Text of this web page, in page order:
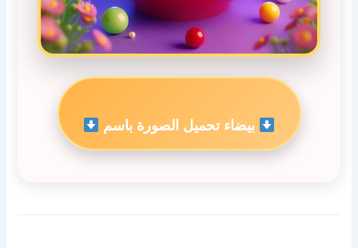
بيضاء تحميل الصورة باسم